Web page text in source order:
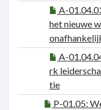
A-
het nieuwe
A-
rk
tie
P-01.05: